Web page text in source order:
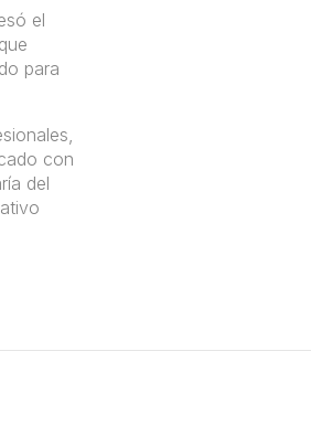
el
para
con
del